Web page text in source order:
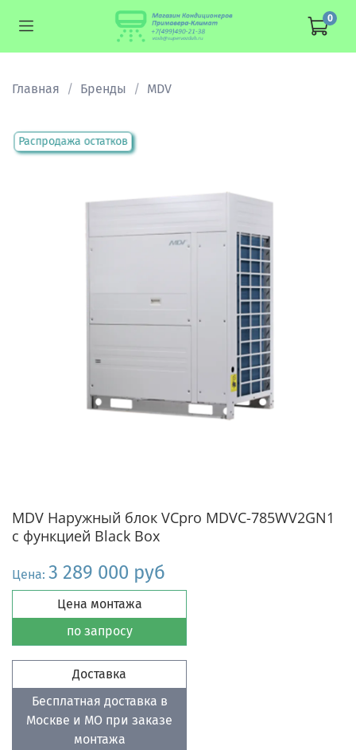
0
Главная Бренды MDV
Распродажа остатков
MDV Наружный блок VCpro MDVC-785WV2GN1
с функцией Black Box
Цена: 3 289 000 руб
Цена монтажа
по запросу
Доставка
Бесплатная доставка в
Москве и МО при заказе
монтажа